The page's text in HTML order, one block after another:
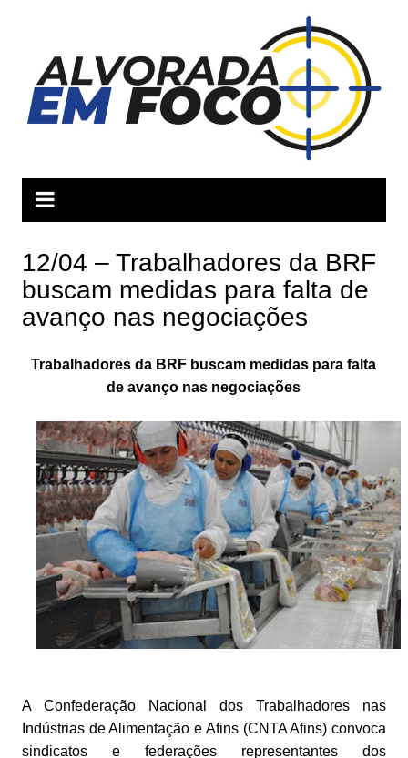
conteúdo
12/04 – Trabalhadores da BRF
buscam medidas para falta de
avanço nas negociações
Trabalhadores da BRF buscam medidas para falta
de avanço nas negociações
A Confederação Nacional dos Trabalhadores nas
Indústrias de Alimentação e Afins (CNTA Afins) convoca
sindicatos e federações representantes dos